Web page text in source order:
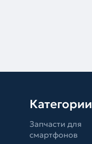
Категории
Запчасти для
смартфонов